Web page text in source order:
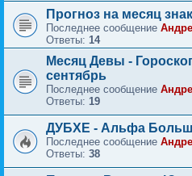
Прогноз на месяц
Последнее сообщение
Ответы: 14
Месяц Девы -
сентябрь
Последнее сообщение
Ответы: 19
ДУБХЕ - Альфа
Последнее сообщение
Ответы: 38